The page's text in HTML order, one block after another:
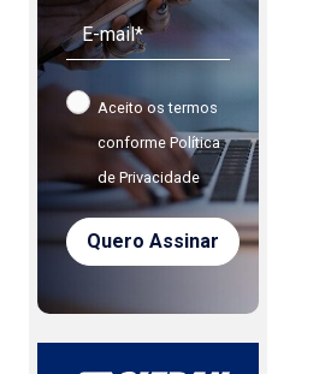
Aceito os termos
conformePolítica
de Privacidade